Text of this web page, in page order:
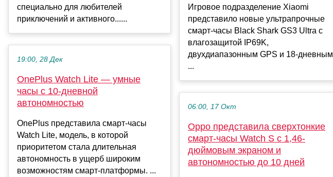
специально для любителей
приключений и активного......
19:00, 28 Дек
OnePlus Watch Lite — умные
часы с 10-дневной
автономностью
OnePlus представила смарт-часы
Watch Lite, модель, в которой
приоритетом стала длительная
автономность в ущерб широким
возможностям смарт-платформы. ...
Игровое подразделение Xiaomi
представило новые ультрапрочные
смарт-часы Black Shark GS3 Ultra с
влагозащитой IP69K,
двухдиапазонным GPS и 18-дневным
...
06:00, 17 Окт
Oppo представила сверхтонкие
смарт-часы Watch S с 1,46-
дюймовым экраном и
автономностью до 10 дней